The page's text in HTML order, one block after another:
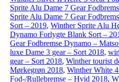
Sprite Alu Dame 7 Gear
Sprite Alu Dame 7 Gear
Sort – 2019, Winther Sprite Alu
Dynamo Forlygte Blank Sort –
Gear Fodbremse Dynamo –
luxe Dame 3 gear – Sort 2018,
gear – Sort 2018, Winther tourist
Mørkegrøn 2018, Winther White
Fod-/Rullebremse – Hvid 2018,